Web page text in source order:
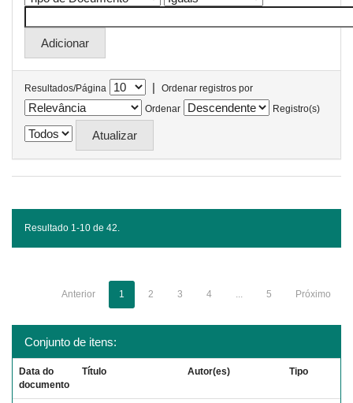
Resultados/Página |
Ordenar registros por
Ordenar
Registro(s)
Resultado 1-10 de 42.
Anterior 1 2 3 4 ... 5 Próximo
Conjunto de itens:
Data do
documento
Título Autor(es) Tipo